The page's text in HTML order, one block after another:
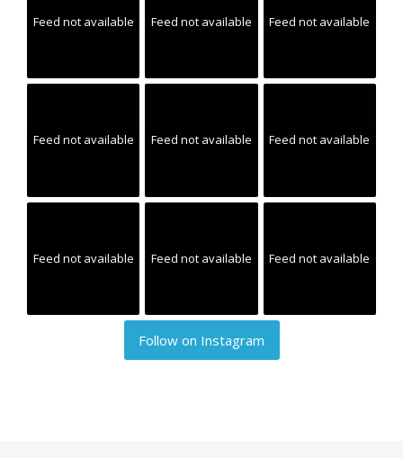
Feed not available Feed not available Feed not available
Feed not available Feed not available Feed not available
Feed not available Feed not available Feed not available
Follow on Instagram